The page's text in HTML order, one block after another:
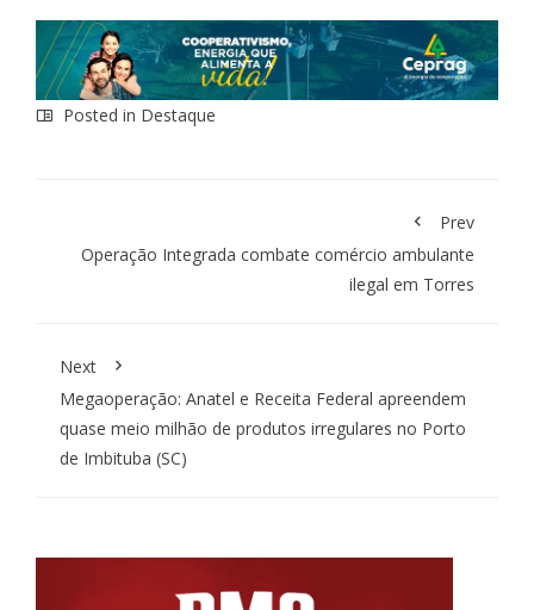
Posted in Destaque
Prev
Operação Integrada combate comércio ambulante
ilegal em Torres
Next
Megaoperação: Anatel e Receita Federal apreendem
quase meio milhão de produtos irregulares no Porto
de Imbituba (SC)